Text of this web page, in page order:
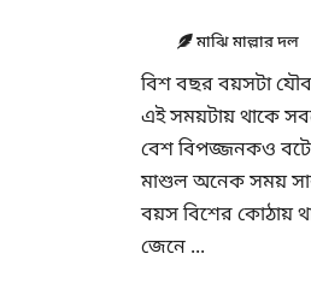
মাঝি মাল্লার দল
বিশ বছর বয়সটা
এই সময়টায় থাকে
বেশ বিপজ্জনকও
মাশুল অনেক সময়
বয়স বিশের কোঠায়
জেনে ...